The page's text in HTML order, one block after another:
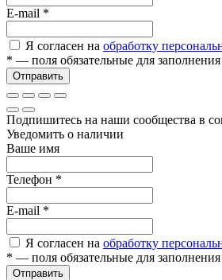
E-mail *
Я согласен на обработку
* — поля обязательные для заполнения
Отправить
Подпишитесь на наши сообщества в
Уведомить о наличии
Ваше имя
Телефон *
E-mail *
Я согласен на обработку
* — поля обязательные для заполнения
Отправить